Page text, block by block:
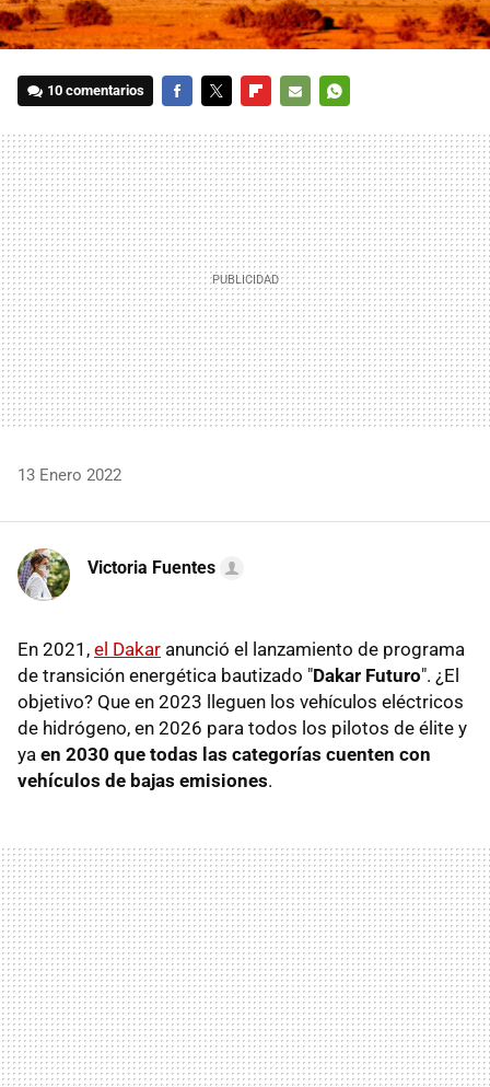
10 comentarios
MAIL
13 Enero 2022
Victoria Fuentes
En 2021, el Dakar anunció el lanzamiento de programa
de transición energética bautizado "Dakar Futuro". ¿El
objetivo? Que en 2023 lleguen los vehículos eléctricos
de hidrógeno, en 2026 para todos los pilotos de élite y
ya en 2030 que todas las categorías cuenten con
vehículos de bajas emisiones.